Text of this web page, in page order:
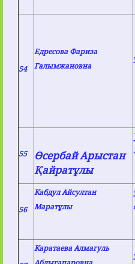
54
Едресова Фариза
Галымжановна
55
Өсербай Арыстан
Қайратұлы
56
Кабдул Айсултан
Маратұлы
Каратаева Алмагуль